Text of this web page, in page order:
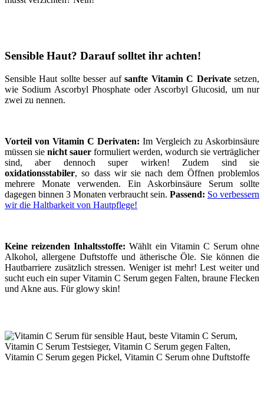
Sensible Haut? Darauf solltet ihr achten!
Sensible Haut sollte besser aufsanfte Vitamin C Derivatesetzen,
wie Sodium Ascorbyl Phosphate oder Ascorbyl Glucosid, um nur
zwei zu nennen.
Vorteil von Vitamin C Derivaten: Im Vergleich zu Askorbinsäure
müssen sie nicht sauer formuliert werden, wodurch sie verträglicher
sind, aber dennoch super wirken! Zudem sind sie
oxidationsstabiler, so dass wir sie nach dem Öffnen problemlos
mehrere Monate verwenden. Ein Askorbinsäure Serum sollte
dagegen binnen 3 Monaten verbraucht sein. Passend: So verbessern
wir die Haltbarkeit von Hautpflege!
Keine reizenden Inhaltsstoffe: Wählt ein Vitamin C Serum ohne
Alkohol, allergene Duftstoffe und ätherische Öle. Sie können die
Hautbarriere zusätzlich stressen. Weniger ist mehr! Lest weiter und
sucht euch ein super Vitamin C Serum gegen Falten, braune Flecken
und Akne aus. Für glowy skin!